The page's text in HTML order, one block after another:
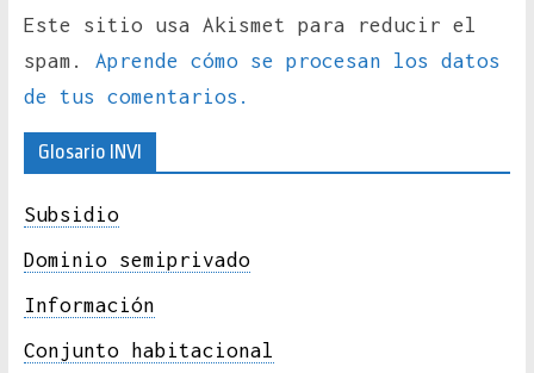
Este sitio usa Akismet para reducir el
spam. Aprende cómo se procesan los datos
de tus comentarios.
Glosario INVI
Subsidio
Dominio semiprivado
Información
Conjunto habitacional